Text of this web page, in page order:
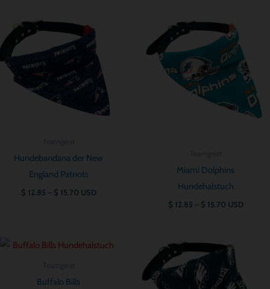
Hundebandana der New
England Patriots
$ 12.85 $ 15.70
$ 12.85
bis
$ 15.70
USD
Miami Dolphins
Hundehalstuch
$ 12.85 $ 15.70
$ 12.85
bis
$ 15.70
USD
Buffalo Bills
Preisspanne:
$ 12.85
bis
$ 15.70